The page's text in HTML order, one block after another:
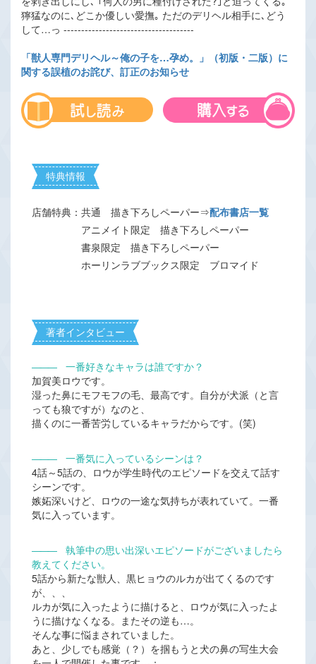
獰猛なのに､どこか優しい愛撫｡ ただのデリヘル相手に､どう
して…っ -------------------------------------
「獣人専門デリヘル～俺の子を…孕め。」（初版・二版）に
関する誤植のお詫び、訂正のお知らせ
特典情報
店舗特典：共通 描き下ろしペーパー⇒配布書店一覧
アニメイト限定 描き下ろしペーパー
書泉限定 描き下ろしペーパー
ホーリンラブブックス限定 ブロマイド
著者インタビュー
―――一番好きなキャラは誰ですか？
加賀美ロウです。
湿った鼻にモフモフの毛、最高です。自分が犬派（と言
っても狼ですが）なのと、
描くのに一番苦労しているキャラだからです。(笑)
―――一番気に入っているシーンは？
4話～5話の、ロウが学生時代のエピソードを交えて話す
シーンです。
嫉妬深いけど、ロウの一途な気持ちが表れていて。一番
気に入っています。
―――執筆中の思い出深いエピソードがございましたら
教えてください。
5話から新たな獣人、黒ヒョウのルカが出てくるのです
が、、、
ルカが気に入ったように描けると、ロウが気に入ったよ
うに描けなくなる。またその逆も…。
そんな事に悩まされていました。
あと、少しでも感覚（？）を掴もうと犬の鼻の写生大会